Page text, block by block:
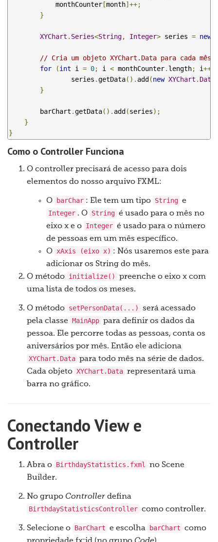
            monthCounter
[month]++;
}
XYChart . Series<String, Integer> series = new
// Cria um objeto XYChart.Data para cada
for
(int i = 0; i < monthCounter. length; i++)
        	series
.getData(). add (new XYChart . Data
}
        barChart
.getData(). add (series);
}
}
Como o Controller Funciona
O controller precisará de acesso para dois
elementos do nosso arquivo FXML:
O barChar : Ele tem um tipo String e
Integer . O String é usado para o mês no
eixo x e o Integer é usado para o número
de pessoas em um mês específico.
O xAxis (eixo x) : Nós usaremos este para
adicionar os String do mês.
O método initialize()
preenche o eixo x com
uma lista de todos os meses.
O método setPersonData(...)
será acessado
pela classe MainApp para definir os dados da
pessoa. Ele percorre todas as pessoas, conta os
aniversários por mês. Então ele adiciona
XYChart.Data para todo mês na série de dados.
Cada objeto XYChart.Data representará uma
barra no gráfico.
Conectando View e
Controller
Abra o BirthdayStatistics.fxml
no Scene
Builder.
No grupo Controller defina
BirthdayStatisticsController como controller.
Selecione o BarChart e escolha barChart como